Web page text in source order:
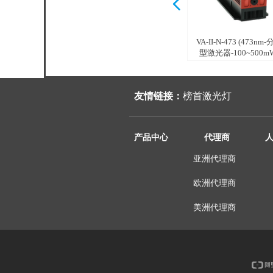
VA-II-N-473 (473nm-
型激光器-
넳
产品中心 代理商
亚洲代理商
欧洲代理商
美洲代理商
友情链接： 榜首激光灯